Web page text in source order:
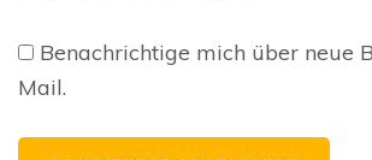
Benachrichtige mich über neue
Mail.